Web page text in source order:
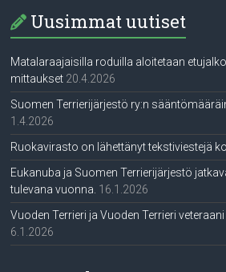
Uusimmat uutiset
Matalaraajaisilla roduilla aloitetaan
mittaukset 20.4.2026
Suomen Terrierijärjestö ry:n
1.4.2026
Ruokavirasto on lähettänyt tekstiviestejä
Eukanuba ja Suomen Terrierijärjestö
tulevana vuonna. 16.1.2026
Vuoden Terrieri ja Vuoden Terrieri
6.1.2026